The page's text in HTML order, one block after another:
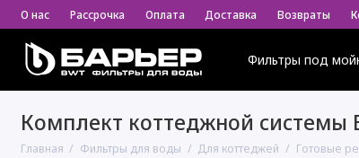
О нас Рассрочка Оплата Доставка Возвраты
Фильтры под
Комплект коттеджной системы
Главная Фильтры для воды Для коттеджей Готовые